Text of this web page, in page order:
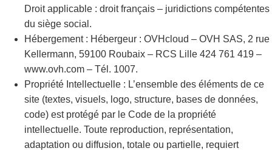
Droit applicable : droit français – juridictions compétentes
du siège social.
Hébergement : Hébergeur : OVHcloud – OVH SAS, 2 rue
Kellermann, 59100 Roubaix – RCS Lille 424 761 419 –
www.ovh.com – Tél. 1007.
Propriété Intellectuelle : L’ensemble des éléments de ce
site (textes, visuels, logo, structure, bases de données,
code) est protégé par le Code de la propriété
intellectuelle. Toute reproduction, représentation,
adaptation ou diffusion, totale ou partielle, requiert